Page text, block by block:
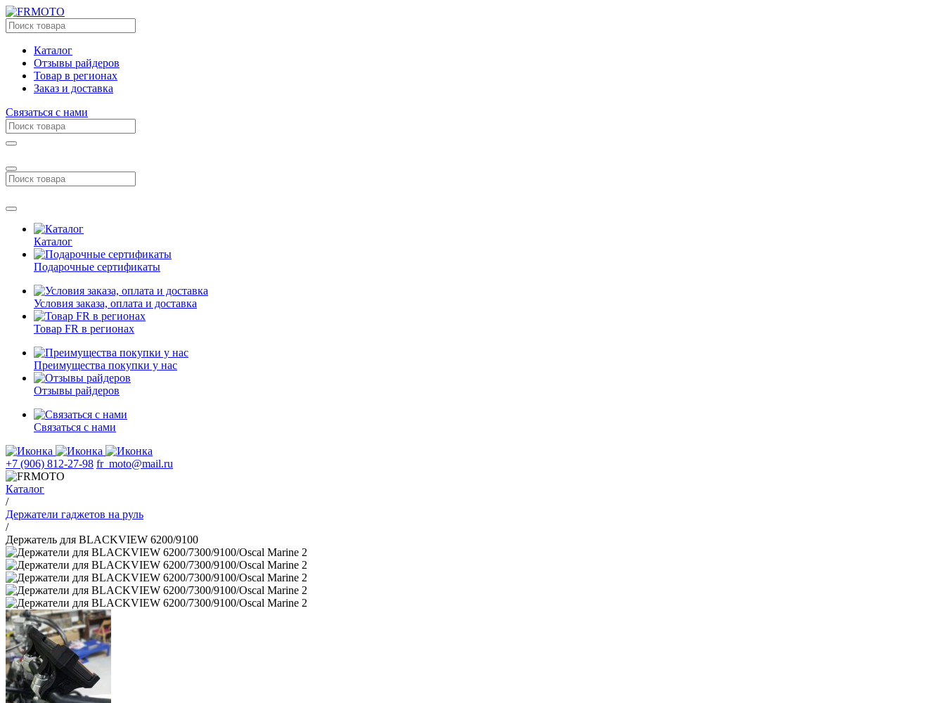
Каталог
Отзывы райдеров
Товар в регионах
Заказ и доставка
Связаться с нами
Каталог
Подарочные сертификаты
Условия заказа, оплата и доставка
Товар FR в регионах
Преимущества покупки у нас
Отзывы райдеров
Связаться с нами
+7 (906) 812-27-98 fr_moto@mail.ru
Каталог
/
Держатели гаджетов на руль
/
Держатель для BLACKVIEW 6200/9100